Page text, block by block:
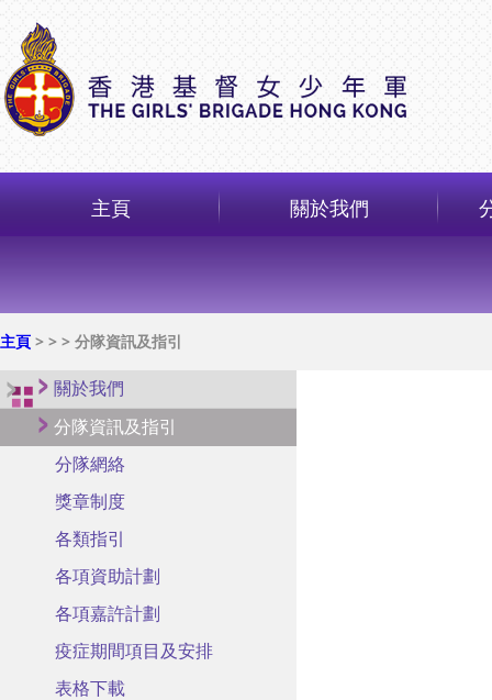
主頁 關於我們
主頁 > > > 分隊資訊及指引
關於我們
分隊資訊及指引
分隊網絡
獎章制度
各類指引
各項資助計劃
各項嘉許計劃
疫症期間項目及安排
表格下載